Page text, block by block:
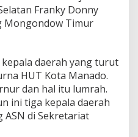
Franky Donny
Mongondow Timur
daerah yang turut
HUT Kota Manado.
dan hal itu lumrah.
ini tiga kepala daerah
ASN di Sekretariat